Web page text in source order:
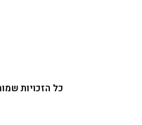
כל הזכויות